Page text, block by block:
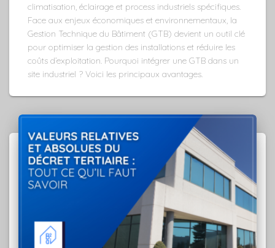
climatisation, éclairage et process industriels spécifiques.
Face aux enjeux économiques et environnementaux, la
Gestion Technique du Bâtiment (GTB) devient un outil clé
pour optimiser la gestion des installations et réduire les
coûts d’exploitation. Pourquoi intégrer une GTB dans un
site industriel ? Voici les principaux avantages.